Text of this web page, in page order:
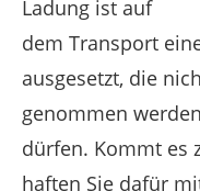
Ladung ist auf
dem Transport
ausgesetzt, die
genommen werden
dürfen. Kommt es
haften Sie dafür